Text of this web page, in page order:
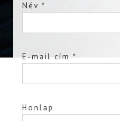
Név*
E-mail cím*
Honlap